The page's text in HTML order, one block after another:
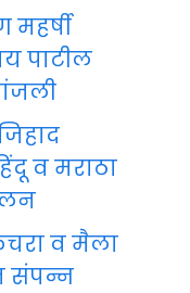
महर्षी
पाटील
व मराठा
व मैला
संपन्न